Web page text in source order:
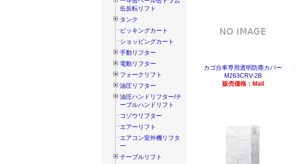
缶反転リフト
タンク
ピッキングカート
ショッピングカート
手動リフター
電動リフター
フォークリフト
油圧リフター
油圧ハンドリフター/テ
ーブルハンドリフト
コゾウリフター
エアーリフト
エアコン室外機リフタ
ー
テーブルリフト
カゴ台車専用透明防塵カバー
M263CRV-2B
販売価格：Mail